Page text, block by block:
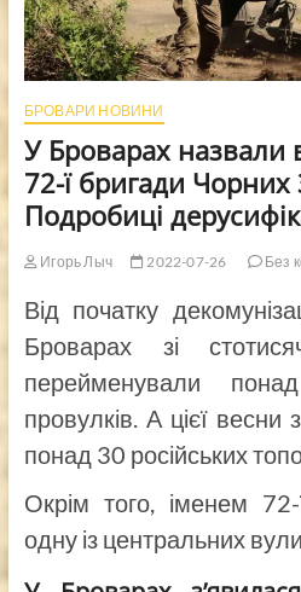
БРОВАРИ НОВИНИ
У Броварах назвали
72-ї бригади
Подробиці
Игорь Лыч 2022-07-26 Без
Від початку
Броварах зі
перейменували
провулків. А цієї весни
понад 30 російських
Окрім того, іменем
одну із центральних